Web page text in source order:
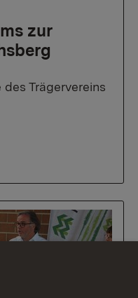
zur
Trägervereins